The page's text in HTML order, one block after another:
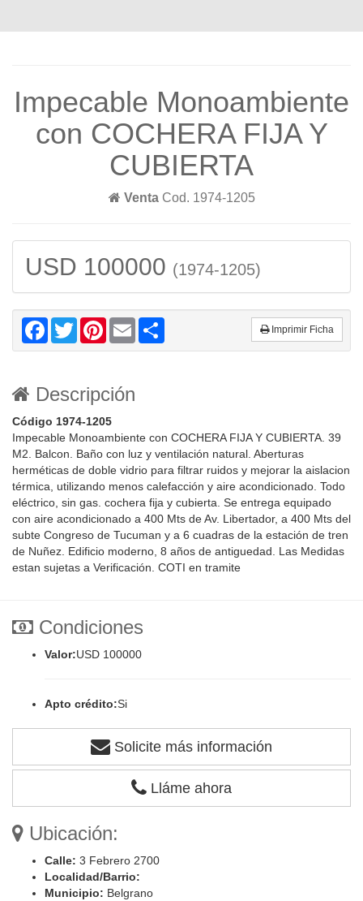
Impecable Monoambiente
con COCHERA FIJA Y
CUBIERTA
VentaCod. 1974-1205
USD 100000 (1974-1205)
Facebook
TwitterPinterest
Email Imprimir Ficha
Descripción
Código 1974-1205
Impecable Monoambiente con COCHERA FIJA Y CUBIERTA. 39
M2. Balcon. Baño con luz y ventilación natural. Aberturas
herméticas de doble vidrio para filtrar ruidos y mejorar la aislacion
térmica, utilizando menos calefacción y aire acondicionado. Todo
eléctrico, sin gas. cochera fija y cubierta. Se entrega equipado
con aire acondicionado a 400 Mts de Av. Libertador, a 400 Mts del
subte Congreso de Tucuman y a 6 cuadras de la estación de tren
de Nuñez. Edificio moderno, 8 años de antiguedad. Las Medidas
estan sujetas a Verificación. COTI en tramite
Condiciones
Valor:USD 100000
Apto crédito:Si
Solicite más información
Lláme ahora
Ubicación:
Calle: 3 Febrero 2700
Localidad/Barrio:
Municipio: Belgrano